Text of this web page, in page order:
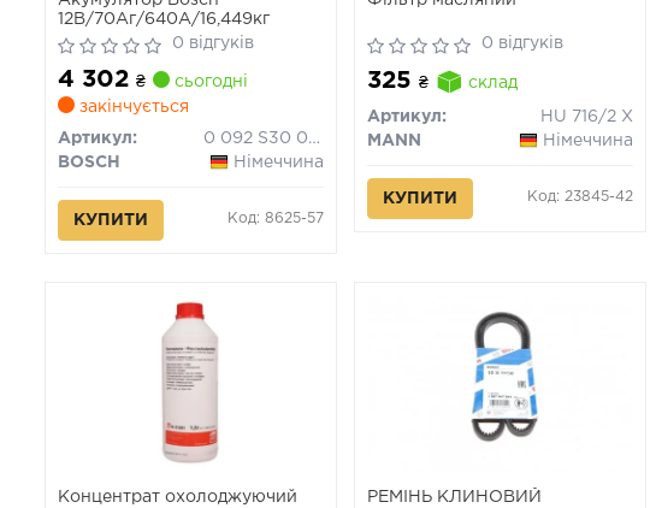
12В/70Аг/640А/16,449кг
0 відгуків
4 302 ₴
сьогодні
закінчується
Артикул:
0 092 S30 080
BOSCH
Німеччина
КУПИТИ Код: 8625-57
0 відгуків
325 ₴ склад
Артикул:
HU 716/2 X
MANN
Німеччина
КУПИТИ Код: 23845-42
Концентрат охолоджуючий
РЕМІНЬ КЛИНОВИЙ